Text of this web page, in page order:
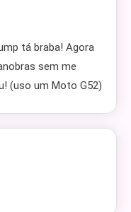
tá braba! Agora
sem me
(uso um Moto G52)